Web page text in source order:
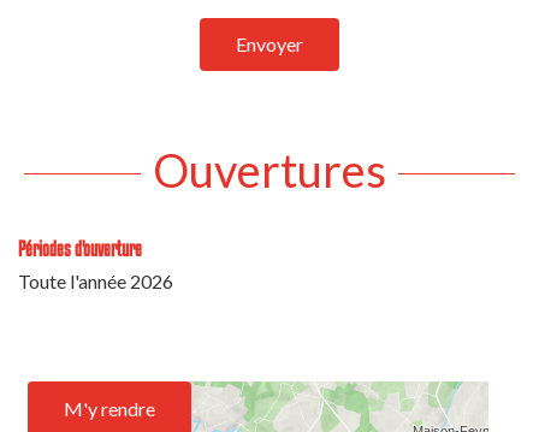
Envoyer
Ouvertures
Périodes d'ouverture
Toute l'année 2026
M'y rendre